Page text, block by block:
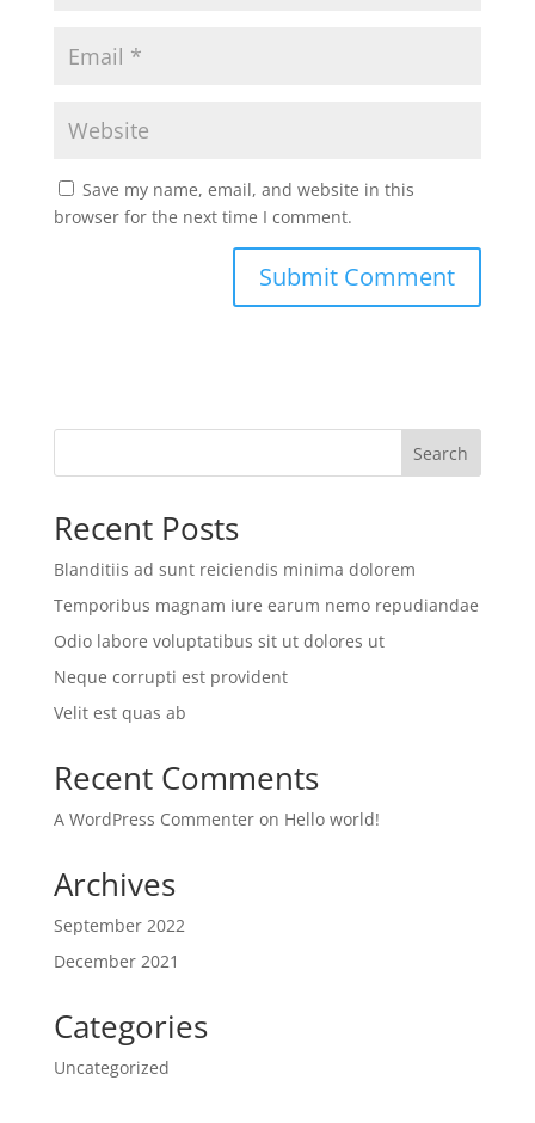
Save my name, email, and website in this
browser for the next time I comment.
Search
Recent Posts
Blanditiis ad sunt reiciendis minima dolorem
Temporibus magnam iure earum nemo repudiandae
Odio labore voluptatibus sit ut dolores ut
Neque corrupti est provident
Velit est quas ab
Recent Comments
A WordPress Commenteron Hello world!
Archives
September 2022
December 2021
Categories
Uncategorized